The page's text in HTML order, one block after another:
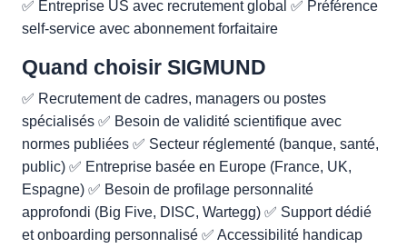
✅ Entreprise US avec recrutement global ✅ Préférence
self-service avec abonnement forfaitaire
Quand choisir SIGMUND
✅ Recrutement de cadres, managers ou postes
spécialisés ✅ Besoin de validité scientifique avec
normes publiées ✅ Secteur réglementé (banque, santé,
public) ✅ Entreprise basée en Europe (France, UK,
Espagne) ✅ Besoin de profilage personnalité
approfondi (Big Five, DISC, Wartegg) ✅ Support dédié
et onboarding personnalisé ✅ Accessibilité handicap